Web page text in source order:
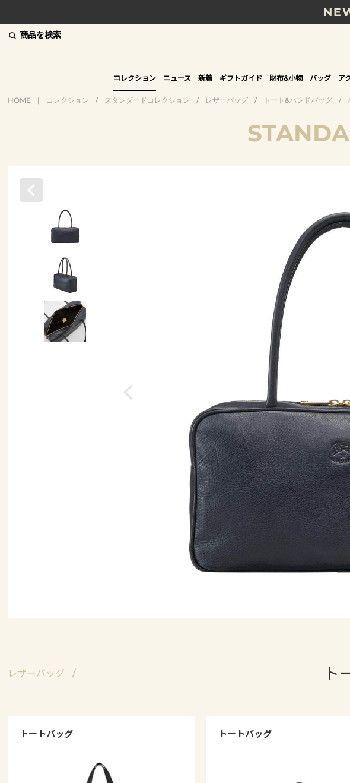
8/17(月)10時
贈る相手やシー
NEW
商品を検索
コレクション ニュース 新着 ギフトガイド 財布&小物 バッグ ア
HOME | コレクション / スタンダードコレクション / レザーバッグ / トート&ハンドバッグ /
レザーバッグ ト
トートバッグ トートバッグ